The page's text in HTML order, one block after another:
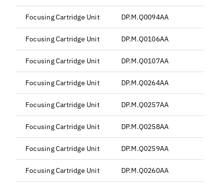
Focusing Cartridge Unit DP.M.Q0094AA
Focusing Cartridge Unit DP.M.Q0106AA
Focusing Cartridge Unit DP.M.Q0107AA
Focusing Cartridge Unit DP.M.Q0264AA
Focusing Cartridge Unit DP.M.Q0257AA
Focusing Cartridge Unit DP.M.Q0258AA
Focusing Cartridge Unit DP.M.Q0259AA
Focusing Cartridge Unit DP.M.Q0260AA